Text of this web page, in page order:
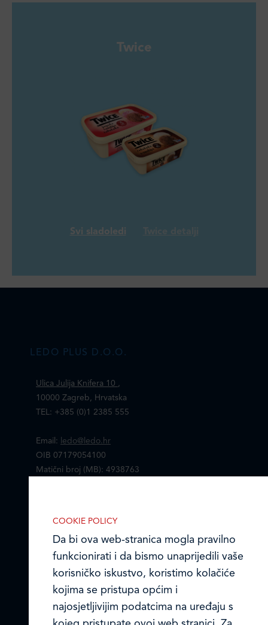
Twice
Svi sladoledi
LEDO PLUS D.O.O.
Ulica Julija Knifera 10 ,
10000 Zagreb, Hrvatska
TEL: +385 (0)1 2385 555
Email:
ledo@ledo.hr
OIB 07179054100
Matični broj (MB): 4938763
Ledo u inozemstvu
Online formular
Obavijest o Privatnosti i Kolačići
COOKIE POLICY
Da bi ova web-stranica mogla pravilno
funkcionirati i da bismo unaprijedili vaše
korisničko iskustvo, koristimo kolačiće
kojima se pristupa općim i
najosjetljivijim podatcima na uređaju s
Omogućite ili onemogućite web-
stranici upotrebu funkcionalnih i/ili
reklamnih kolačića opisanih u nastavku: